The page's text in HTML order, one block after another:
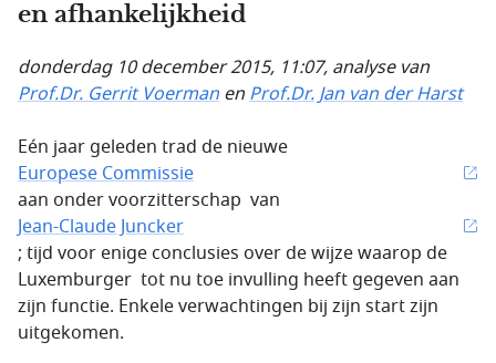
en afhankelijkheid
donderdag 10 december 2015, 11:07, analyse van
Prof.Dr. Gerrit Voerman enProf.Dr. Jan van der Harst
Eén jaar geleden trad de nieuwe
Europese Commissie
aan onder voorzitterschap van
Jean-Claude Juncker
; tijd voor enige conclusies over de wijze waarop de
Luxemburger tot nu toe invulling heeft gegeven aan
zijn functie. Enkele verwachtingen bij zijn start zijn
uitgekomen.